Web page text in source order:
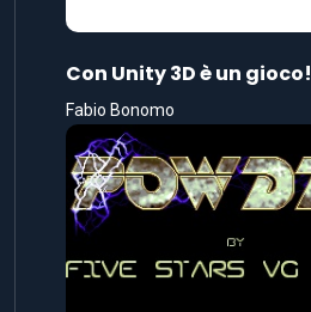
Con Unity 3D è un gioco!
Fabio Bonomo